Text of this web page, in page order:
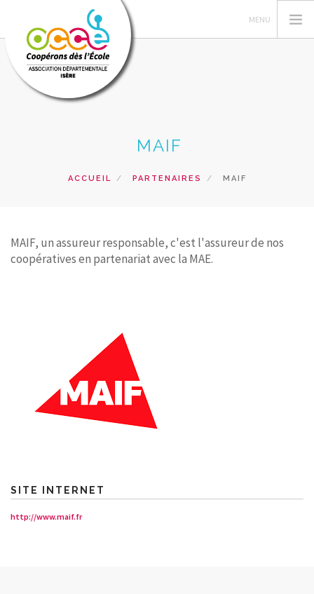
GERER SA COOPERATIVE
RECHERCHER
MAIF
ACCUEIL PARTENAIRES MAIF
MAIF, un assureur responsable, c'est l'assureur de nos
coopératives en partenariat avec la MAE.
SITE INTERNET
http://www.maif.fr